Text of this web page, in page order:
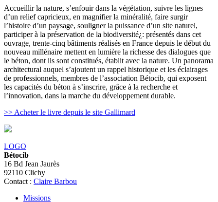
Accueillir la nature, s’enfouir dans la végétation, suivre les lignes
d’un relief capricieux, en magnifier la minéralité, faire surgir
l’histoire d’un paysage, souligner la puissance d’un site naturel,
participer à la préservation de la biodiversité¿: présentés dans cet
ouvrage, trente-cinq bâtiments réalisés en France depuis le début du
nouveau millénaire mettent en lumière la richesse des dialogues que
le béton, dont ils sont constitués, établit avec la nature. Un panorama
architectural auquel s’ajoutent un rappel historique et les éclairages
de professionnels, membres de l’association Bétocib, qui exposent
les capacités du béton à s’inscrire, grâce à la recherche et
l’innovation, dans la marche du développement durable.
>> Acheter le livre depuis le site Gallimard
LOGO
Bétocib
16 Bd Jean Jaurès
92110 Clichy
Contact : Claire Barbou
Missions